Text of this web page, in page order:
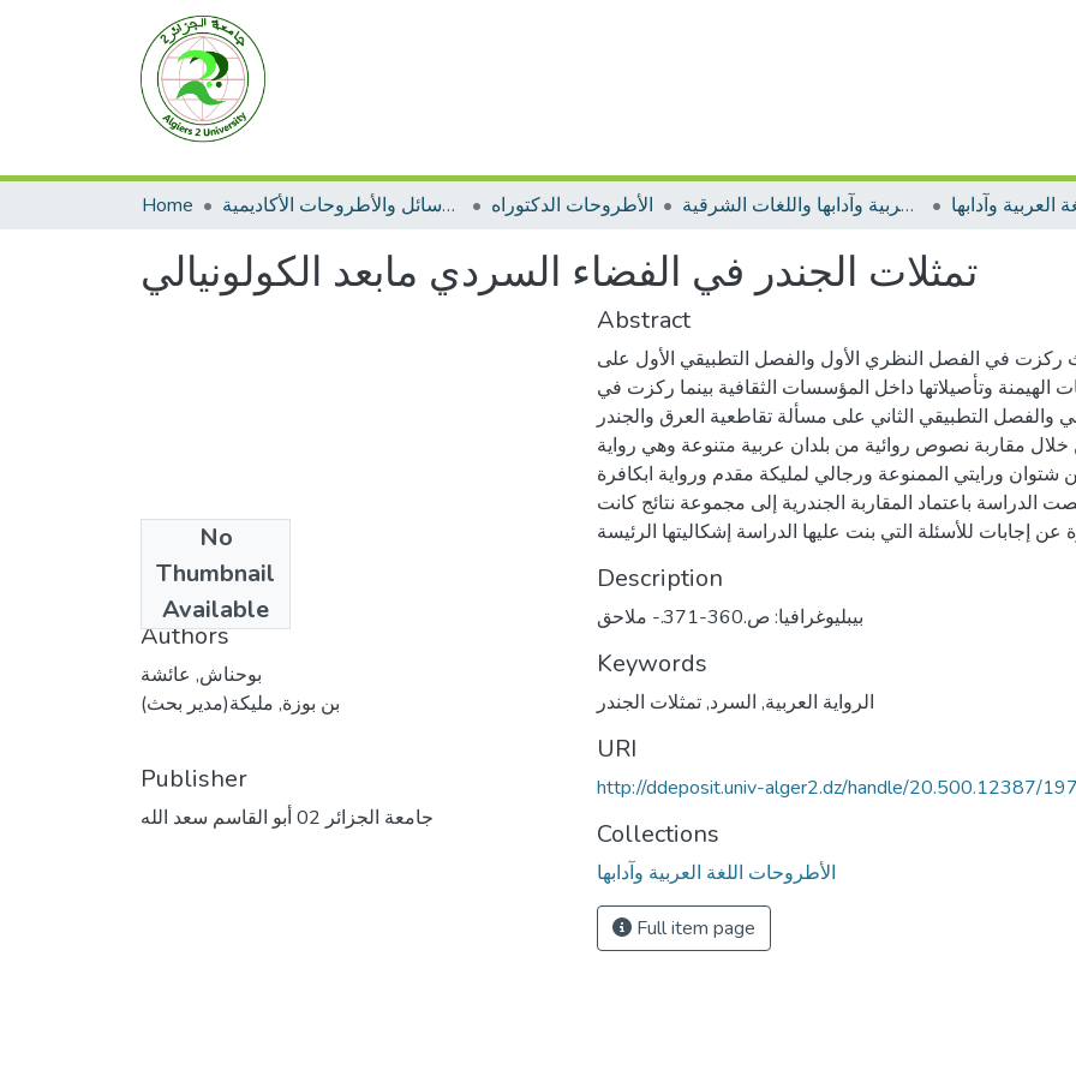
Home الرسائل والأطروحات الأكاديمية الأطروحات الدكتوراه الأطروحات اللغة العربية وآدابها واللغات الشرقية وآدابها
تمثلات الجندر في الفضاء السردي مابعد الكولونيالي
No
Thumbnail
Available
2020
Authors
بوحناش, عائشة
بن بوزة, مليكة(مدير بحث)
Publisher
جامعة الجزائر 02 أبو القاسم سعد الله
Abstract
ركزت في الفصل النظري الأول والفصل التطبيقي الأول على
الهيمنة وتأصيلاتها داخل المؤسسات الثقافية بينما ركزت في
والفصل التطبيقي الثاني على مسألة تقاطعية العرق والجندر
مقاربة نصوص روائية من بلدان عربية متنوعة وهي رواية
شتوان ورايتي الممنوعة ورجالي لمليكة مقدم ورواية ابكافرة
الدراسة باعتماد المقاربة الجندرية إلى مجموعة نتائج كانت
Description
بيبليوغرافيا: ص.360-371.- ملاحق
Keywords
الرواية العربية, السرد,تمثلات الجندر
URI
http://ddeposit.univ-alger2.dz/handle/20.500.12387/
Collections
الأطروحات اللغة العربية وآدابها
Full item page